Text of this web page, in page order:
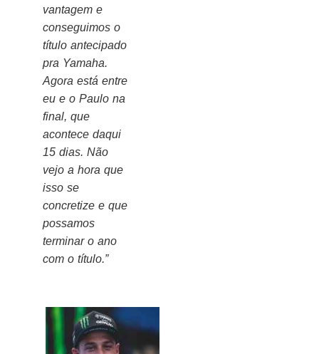
vantagem e
conseguimos o
título antecipado
pra Yamaha.
Agora está entre
eu e o Paulo na
final, que
acontece daqui
15 dias. Não
vejo a hora que
isso se
concretize e que
possamos
terminar o ano
com o título.”